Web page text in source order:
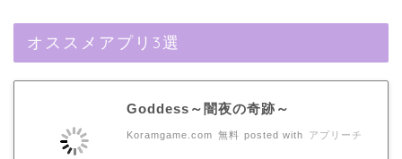
オススメアプリ3選
Goddess～闇夜の奇跡～
Koramgame.com 無料 posted with アプリーチ